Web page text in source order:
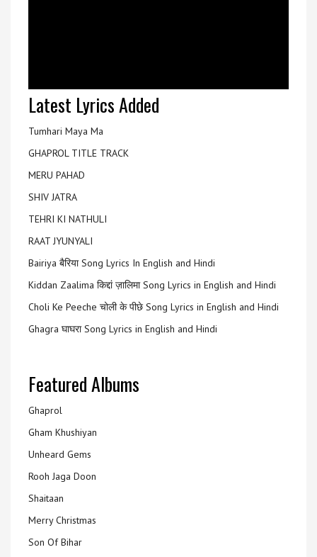
Latest Lyrics Added
Tumhari Maya Ma
GHAPROL TITLE TRACK
MERU PAHAD
SHIV JATRA
TEHRI KI NATHULI
RAAT JYUNYALI
Bairiya बैरिया Song Lyrics In English and Hindi
Kiddan Zaalima किद्दां ज़ालिमा Song Lyrics in English and Hindi
Choli Ke Peeche चोली के पीछे Song Lyrics in English and Hindi
Ghagra घाघरा Song Lyrics in English and Hindi
Featured Albums
Ghaprol
Gham Khushiyan
Unheard Gems
Rooh Jaga Doon
Shaitaan
Merry Christmas
Son Of Bihar